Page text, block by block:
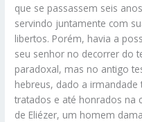
que se passassem seis
servindo juntamente com
libertos. Porém, havia a
seu senhor no decorrer do
paradoxal, mas no antigo
hebreus, dado a
tratados e até honrados na
de Eliézer, um homem